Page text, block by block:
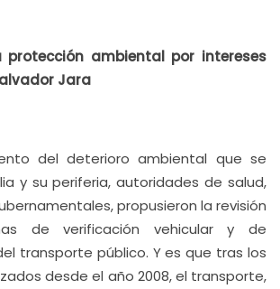
protección ambiental por intereses
Jara
del deterioro ambiental que se
y su periferia, autoridades de salud,
propusieron la revisión
de verificación vehicular y de
transporte público. Y es que tras los
desde el año 2008, el transporte,